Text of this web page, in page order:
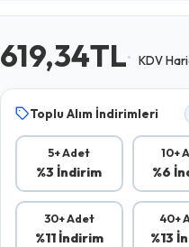
619,34TL KDV
Toplu Alım İndirimleri
5+ Adet
%3 İndirim
10+
%6
30+ Adet
%11 İndirim
40+
%13